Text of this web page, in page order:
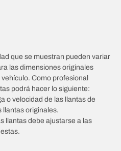
que se muestran pueden variar
las dimensiones originales
Como profesional
podrá hacer lo siguiente:
o velocidad de las llantas de
llantas originales.
llantas debe ajustarse a las